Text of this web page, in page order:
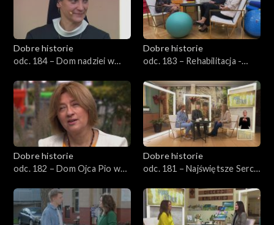
Dobre historie
odc. 184 – Dom nadziei w
Dobre historie
odc. 183 – Rehabilitacja -
samodzielności
Dobre historie
odc. 182 – Dom Ojca Pio w
Dobre historie
odc. 181 – Najświętsze Serce